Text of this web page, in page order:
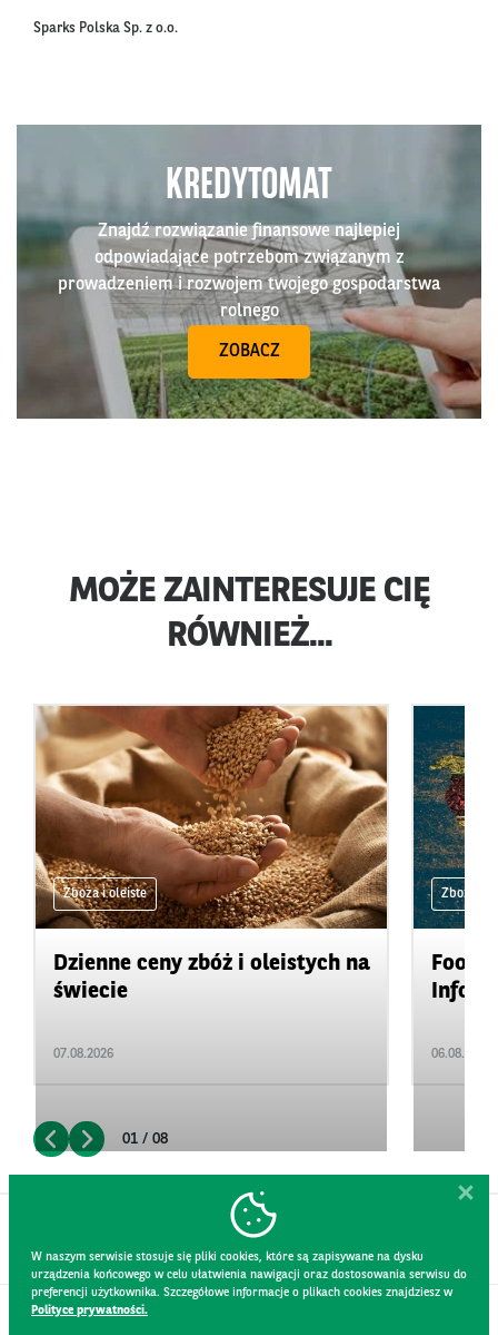
Sparks Polska Sp. z o.o.
KREDYTOMAT
Znajdź rozwiązanie finansowe najlepiej
odpowiadające potrzebom związanym z
prowadzeniem i rozwojem twojego gospodarstwa
rolnego
ZOBACZ
MOŻE ZAINTERESUJE CIĘ
RÓWNIEŻ...
Zboża i oleiste
Dzienne ceny zbóż i oleistych na
świecie
07.08.2026
Zboża i
06.08.2026
01 / 08
W naszym serwisie stosuje się pliki cookies, które są zapisywane na dysku
urządzenia końcowego w celu ułatwienia nawigacji oraz dostosowania serwisu do
preferencji użytkownika. Szczegółowe informacje o plikach cookies znajdziesz w
Polityce prywatności.